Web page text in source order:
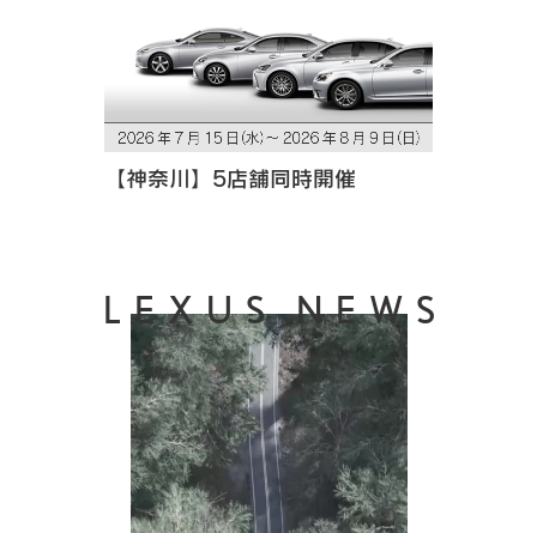
【神奈川】5店舗同時開催
LEXUS NEWS